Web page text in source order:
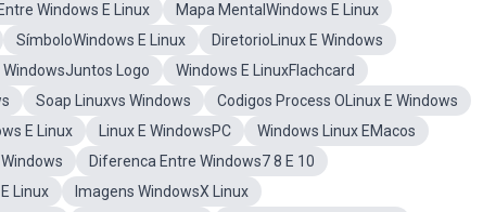
Windows E Linux
Mapa MentalWindows E Linux
SímboloWindows E Linux
DiretorioLinux E Windows
WindowsJuntos Logo
Windows E LinuxFlachcard
Soap Linuxvs Windows
Codigos Process OLinux E Windows
E Linux Linux E WindowsPC
Windows Linux EMacos
Diferenca Entre Windows7 8 E 10
Linux
Imagens WindowsX Linux